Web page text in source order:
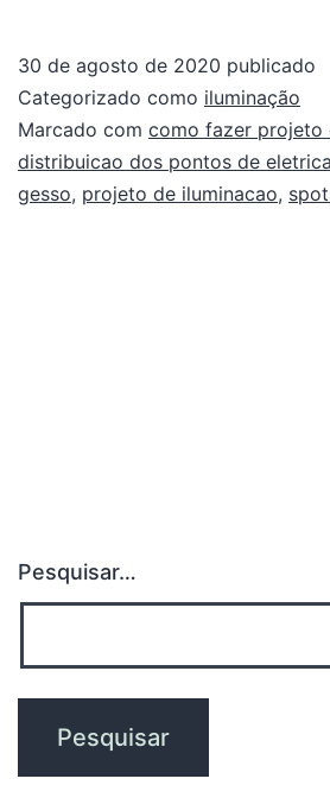
30 de agosto de 2020 publicado
Categorizado como iluminação
Marcado com como fazer projeto
distribuicao dos pontos de eletrica
gesso, projeto de iluminacao,
Pesquisar…